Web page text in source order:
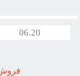
06.20
فروش